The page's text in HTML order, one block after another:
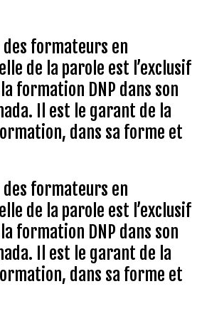
formateurs en
de la parole est l’exclusif
formation DNP dans son
Il est le garant de la
dans sa forme et
formateurs en
de la parole est l’exclusif
formation DNP dans son
Il est le garant de la
dans sa forme et